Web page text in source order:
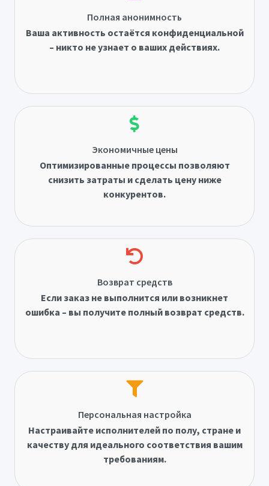
Полная анонимность
Ваша активность остаётся конфиденциальной
– никто не узнает о ваших действиях.
Экономичные цены
Оптимизированные процессы позволяют
снизить затраты и сделать цену ниже
конкурентов.
Возврат средств
Если заказ не выполнится или возникнет
ошибка – вы получите полный возврат средств.
Персональная настройка
Настраивайте исполнителей по полу, стране и
качеству для идеального соответствия вашим
требованиям.